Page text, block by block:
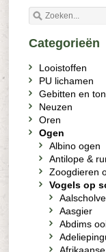
Categorieën
Looistoffen
PU lichamen
Gebitten en
Neuzen
Oren
Ogen
Albino ogen
Antilope &
Zoogdieren
Vogels op
Aasgier
Abdims